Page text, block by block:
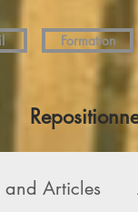
Formation
and Articles